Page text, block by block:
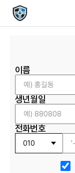
이름
생년월일
전화번호